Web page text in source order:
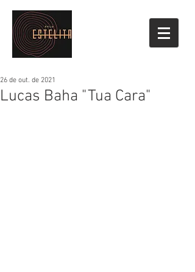
Lucas Baha "Tua Cara"
26 de out. de 2021